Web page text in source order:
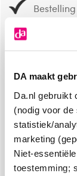
DA maakt
Da.nl gebruikt
(nodig voor de
statistiek/
marketing
Niet-
toestemming;
Over DA
Assortiment